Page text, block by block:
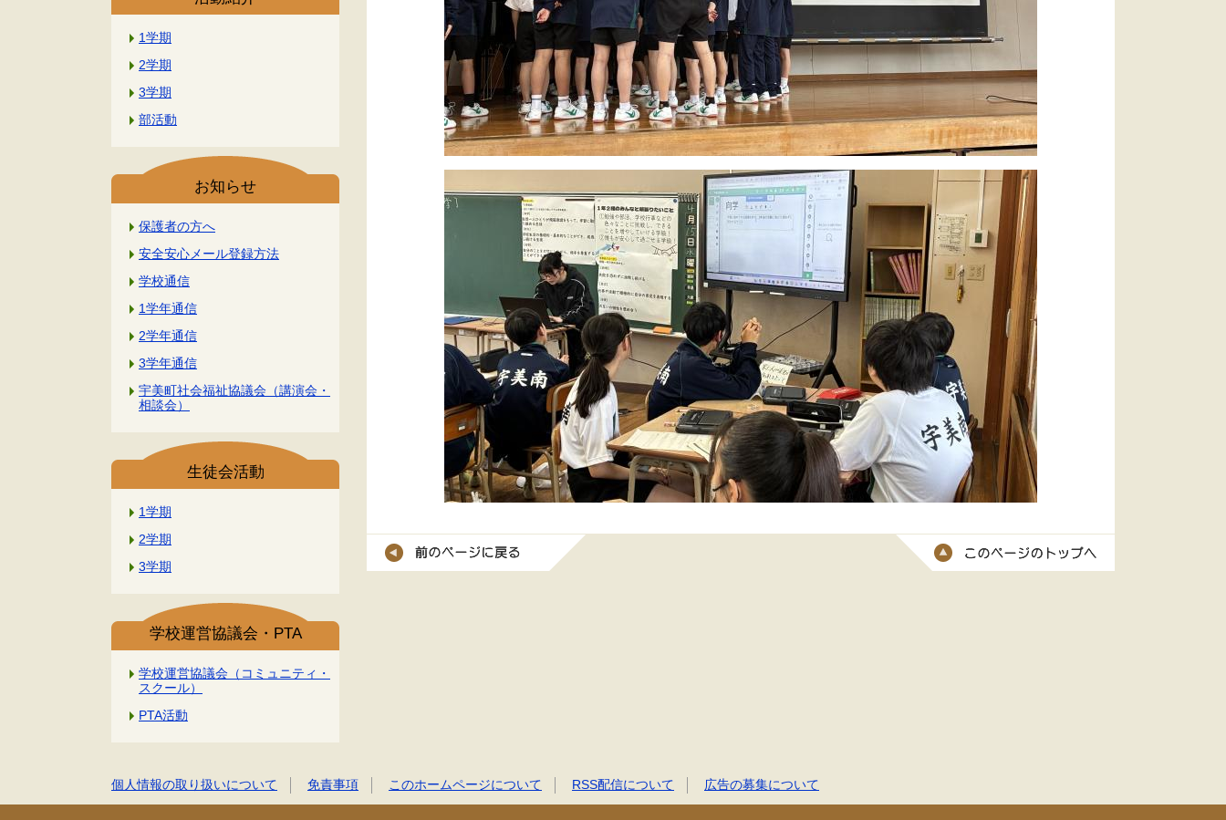
1学期
2学期
3学期
部活動
お知らせ
保護者の方へ
安全安心メール登録方法
学校通信
1学年通信
2学年通信
3学年通信
宇美町社会福祉協議会（講演会・
相談会）
生徒会活動
1学期
2学期
3学期
学校運営協議会・PTA
学校運営協議会（コミュニティ・
スクール）
PTA活動
個人情報の取り扱いについて 免責事項 このホームページについて RSS配信について 広告の募集について